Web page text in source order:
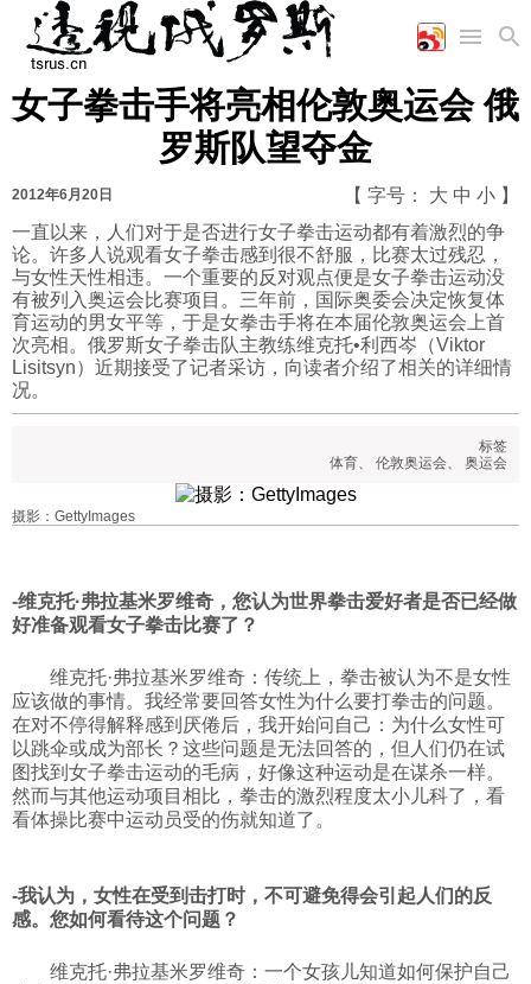
首页
国际
时政
军事
陆军
军事合作
评论
工业
能源
农业
社会
文化
美食
娱乐
历史
图片新闻
漫画
视频
图表
女子拳击手将亮相伦敦奥运会 俄
罗斯队望夺金
2012年6月20日 【 字号： 大 中 小 】
一直以来，人们对于是否进行女子拳击运动都有着激烈的争
论。许多人说观看女子拳击感到很不舒服，比赛太过残忍，
与女性天性相违。一个重要的反对观点便是女子拳击运动没
有被列入奥运会比赛项目。三年前，国际奥委会决定恢复体
育运动的男女平等，于是女拳击手将在本届伦敦奥运会上首
次亮相。俄罗斯女子拳击队主教练维克托•利西岑（Viktor
Lisitsyn）近期接受了记者采访，向读者介绍了相关的详细情
况。
标签
体育、 伦敦奥运会、 奥运会
摄影：GettyImages
-维克托·弗拉基米罗维奇 ，您认为世界拳击爱好者是否已经做
好准备观看女子拳击比赛了？
维克托·弗拉基米罗维奇：传统上，拳击被认为不是女性
应该做的事情。我经常要回答女性为什么要打拳击的问题。
在对不停得解释感到厌倦后，我开始问自己：为什么女性可
以跳伞或成为部长？这些问题是无法回答的，但人们仍在试
图找到女子拳击运动的毛病，好像这种运动是在谋杀一样。
然而与其他运动项目相比，拳击的激烈程度太小儿科了，看
看体操比赛中运动员受的伤就知道了。
-我认为，女性在受到击打时，不可避免得会引起人们的反
感。您如何看待这个问题？
维克托·弗拉基米罗维奇：一个女孩儿知道如何保护自己